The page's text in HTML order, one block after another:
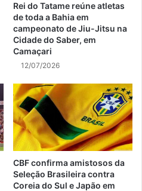
Rei do Tatame reúne atletas
de toda a Bahia em
campeonato de Jiu-Jitsu na
Cidade do Saber, em
Camaçari
12/07/2026
CBF confirma amistosos da
Seleção Brasileira contra
Coreia do Sul e Japão em